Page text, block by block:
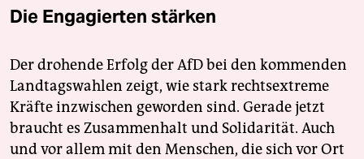
Die Engagierten stärken
Der drohende Erfolg der AfD bei den kommenden
Landtagswahlen zeigt, wie stark rechtsextreme
Kräfte inzwischen geworden sind. Gerade jetzt
braucht es Zusammenhalt und Solidarität. Auch
und vor allem mit den Menschen, die sich vor Ort